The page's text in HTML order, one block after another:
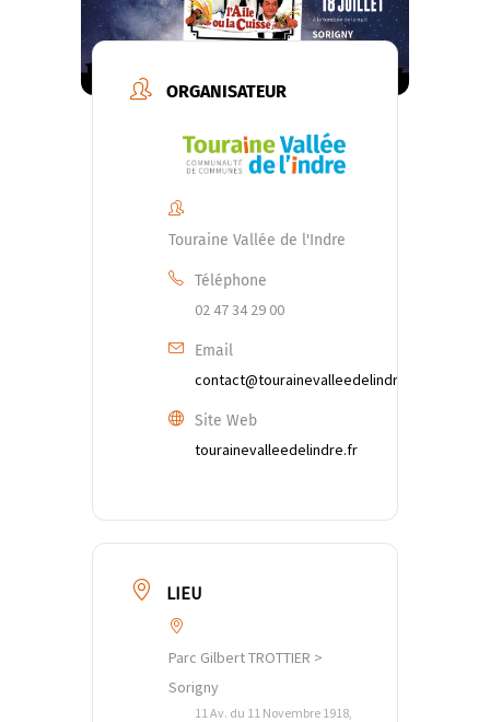
ORGANISATEUR
Touraine Vallée de l'Indre
Téléphone
02 47 34 29 00
Email
contact@tourainevalleedelindre.fr
Site Web
tourainevalleedelindre.fr
LIEU
Parc Gilbert TROTTIER >
Sorigny
11 Av. du 11 Novembre 1918,